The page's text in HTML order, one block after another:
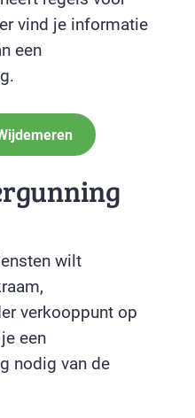
vind je informatie
een
wilt
verkooppunt op
een
nodig van de